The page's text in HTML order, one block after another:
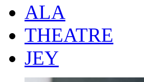
ALA
THEATRE
JEY